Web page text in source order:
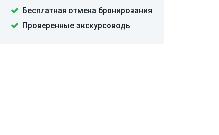
Бесплатная отмена бронирования
Проверенные экскурсоводы